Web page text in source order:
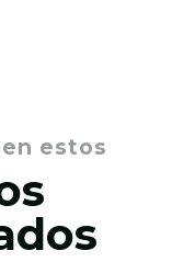
estos